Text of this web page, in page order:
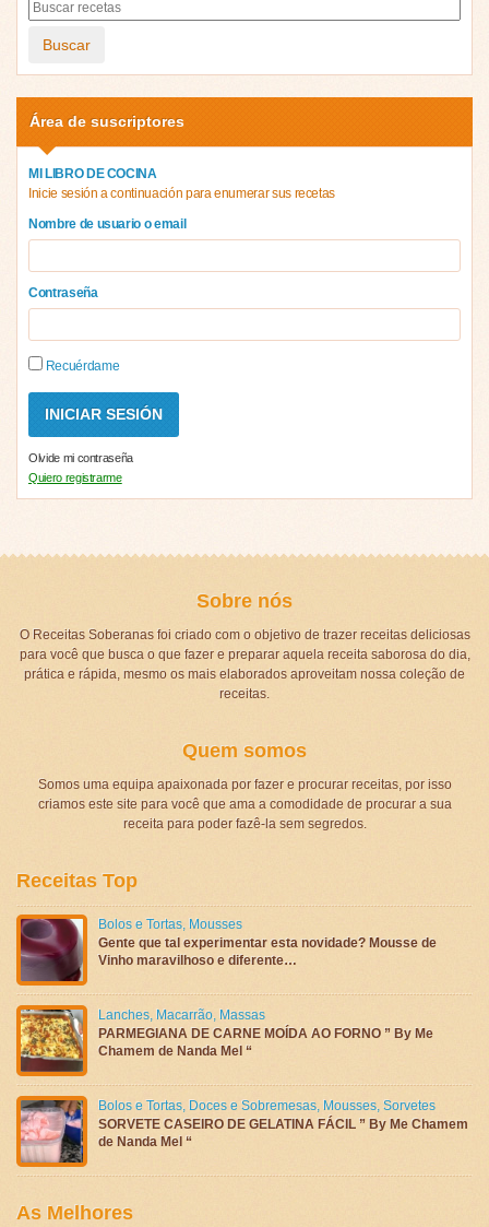
Buscar
Área de suscriptores
MI LIBRO DE COCINA
Inicie sesión a continuación para enumerar sus recetas
Nombre de usuario o email
Contraseña
Recuérdame
Olvide mi contraseña
Quiero registrarme
Sobre nós
O Receitas Soberanas foi criado com o objetivo de trazer receitas deliciosas
para você que busca o que fazer e preparar aquela receita saborosa do dia,
prática e rápida, mesmo os mais elaborados aproveitam nossa coleção de
receitas.
Quem somos
Somos uma equipa apaixonada por fazer e procurar receitas, por isso
criamos este site para você que ama a comodidade de procurar a sua
receita para poder fazê-la sem segredos.
Receitas Top
Bolos e Tortas, Mousses
Gente que tal experimentar esta novidade? Mousse de
Vinho maravilhoso e diferente…
Lanches, Macarrão, Massas
PARMEGIANA DE CARNE MOÍDA AO FORNO ” By Me
Chamem de Nanda Mel “
Bolos e Tortas, Doces e Sobremesas, Mousses, Sorvetes
SORVETE CASEIRO DE GELATINA FÁCIL ” By Me Chamem
de Nanda Mel “
As Melhores